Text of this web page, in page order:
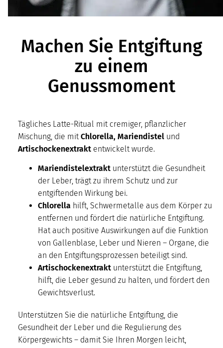
Machen Sie Entgiftung
zu einem
Genussmoment
Tägliches Latte-Ritual mit cremiger, pflanzlicher
Mischung, die mit Chlorella, Mariendistel und
Artischockenextrakt entwickelt wurde.
Mariendistelextrakt unterstützt die Gesundheit
der Leber, trägt zu ihrem Schutz und zur
entgiftenden Wirkung bei.
Chlorella hilft, Schwermetalle aus dem Körper zu
entfernen und fördert die natürliche Entgiftung.
Hat auch positive Auswirkungen auf die Funktion
von Gallenblase, Leber und Nieren – Organe, die
an den Entgiftungsprozessen beteiligt sind.
Artischockenextrakt unterstützt die Entgiftung,
hilft, die Leber gesund zu halten, und fördert den
Gewichtsverlust.
Unterstützen Sie die natürliche Entgiftung, die
Gesundheit der Leber und die Regulierung des
Körpergewichts – damit Sie Ihren Morgen leicht,